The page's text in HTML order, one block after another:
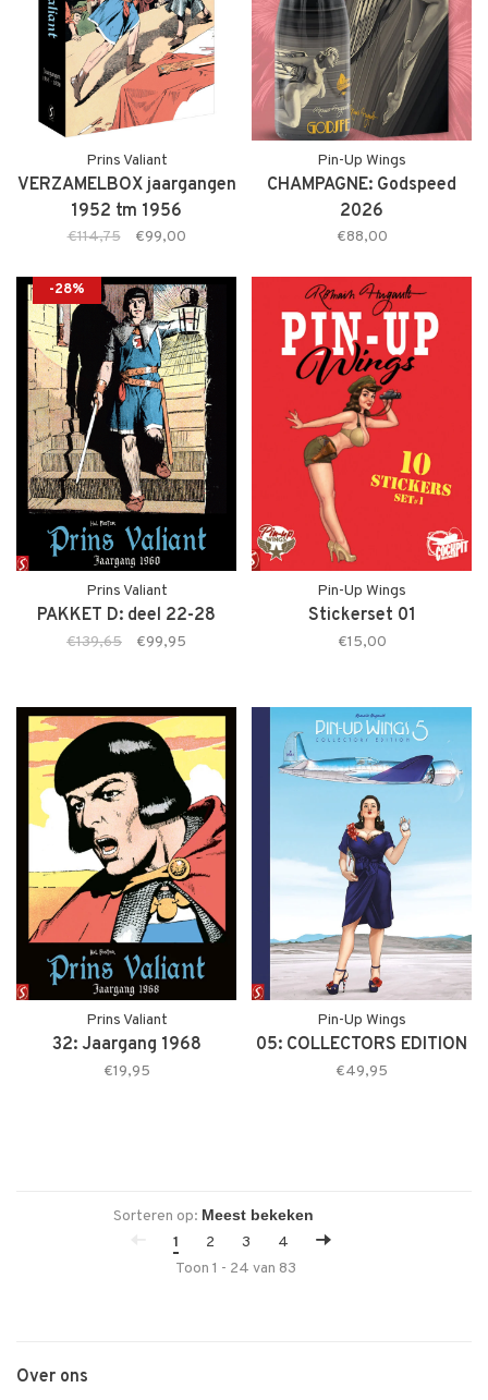
Prins Valiant
VERZAMELBOX jaargangen
1952 tm 1956
€114,75 €99,00
Pin-Up Wings
CHAMPAGNE: Godspeed
2026
€88,00
-28%
Prins Valiant
PAKKET D: deel 22-28
€139,65 €99,95
Pin-Up Wings
Stickerset 01
€15,00
Prins Valiant
32: Jaargang 1968
€19,95
Pin-Up Wings
05: COLLECTORS EDITION
€49,95
Sorteren op:
1
2 3
4
Toon 1 - 24 van 83
Over ons